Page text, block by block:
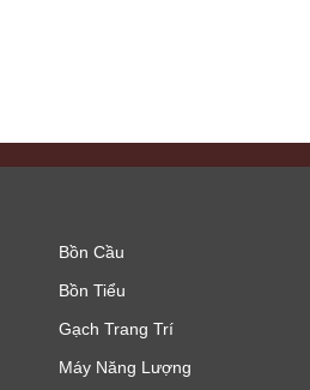
Bồn Cầu
Bồn Tiểu
Gạch Trang Trí
Máy Năng Lượng